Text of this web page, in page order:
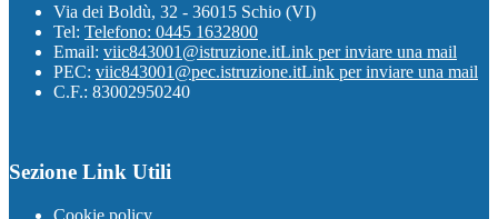
Via dei Boldù, 32 - 36015 Schio (VI)
Tel: Telefono: 0445 1632800
Email: viic843001@istruzione.itLink per inviare una mail
PEC: viic843001@pec.istruzione.itLink per inviare una mail
C.F.: 83002950240
Sezione Link Utili
Cookie policy